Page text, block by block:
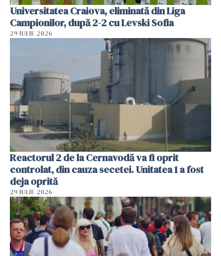
Universitatea Craiova, eliminată din Liga
Campionilor, după 2-2 cu Levski Sofia
29 IULIE 2026
Reactorul 2 de la Cernavodă va fi oprit
controlat, din cauza secetei. Unitatea 1 a fost
deja oprită
29 IULIE 2026